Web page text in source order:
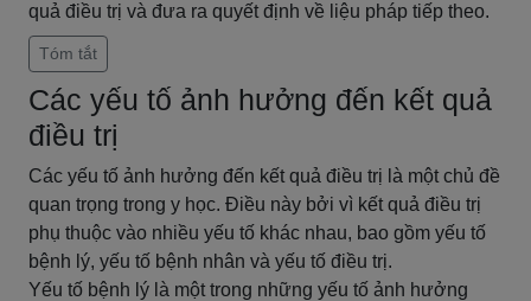
quả điều trị và đưa ra quyết định về liệu pháp tiếp theo.
Tóm tắt
Các yếu tố ảnh hưởng đến kết quả
điều trị
Các yếu tố ảnh hưởng đến kết quả điều trị là một chủ đề
quan trọng trong y học. Điều này bởi vì kết quả điều trị
phụ thuộc vào nhiều yếu tố khác nhau, bao gồm yếu tố
bệnh lý, yếu tố bệnh nhân và yếu tố điều trị.
Yếu tố bệnh lý là một trong những yếu tố ảnh hưởng